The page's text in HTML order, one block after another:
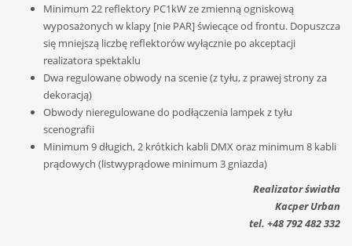
Minimum 22 reflektory PC1kW ze zmienną ogniskową
wyposażonych w klapy [nie PAR] świecące od frontu. Dopuszcza
się mniejszą liczbę reflektorów wyłącznie po akceptacji
realizatora spektaklu
Dwa regulowane obwody na scenie (z tyłu, z prawej strony za
dekoracją)
Obwody nieregulowane do podłączenia lampek z tyłu
scenografii
Minimum 9 długich, 2 krótkich kabli DMX oraz minimum 8 kabli
prądowych (listwyprądowe minimum 3 gniazda)
Realizator światła
Kacper Urban
tel. +48 792 482 332